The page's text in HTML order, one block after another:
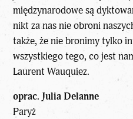
międzynarodowe są
nikt za nas nie obroni
także, że nie bronimy tylko
wszystkiego tego, co jest
Laurent Wauquiez.
oprac. Julia Delanne
Paryż